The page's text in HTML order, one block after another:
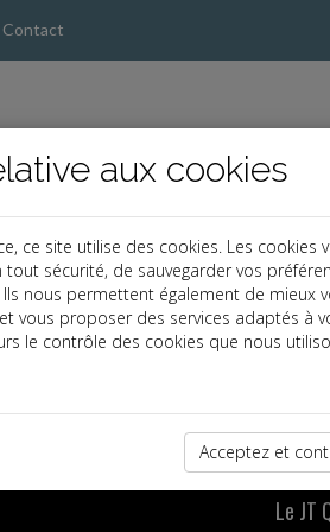
Contact
en vidéo avec le JT
Le JT
aux cookies
ce site utilise des cookies. Les cookies
sécurité, de sauvegarder vos
Ils nous permettent également de mieux
vous proposer des services adaptés à
le contrôle des cookies que nous
Acceptez et